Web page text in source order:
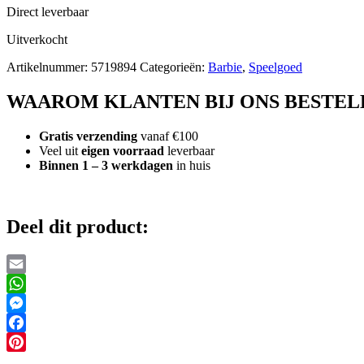
Direct leverbaar
Uitverkocht
Artikelnummer: 5719894 Categorieën: Barbie, Speelgoed
WAAROM KLANTEN BIJ ONS
Gratis verzending vanaf €100
Veel uit eigen voorraad leverbaar
Binnen 1 – 3 werkdagen in huis
Deel dit product:
Email
WhatsApp
Messenger
Facebook